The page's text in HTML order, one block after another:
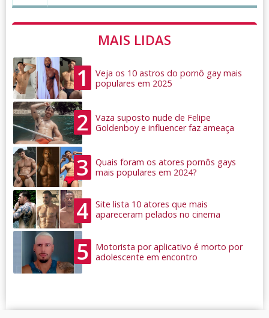
MAIS LIDAS
1
Veja os 10 astros do pornô gay mais
populares em 2025
2
Vaza suposto nude de Felipe
Goldenboy e influencer faz ameaça
3
Quais foram os atores pornôs gays
mais populares em 2024?
4
Site lista 10 atores que mais
apareceram pelados no cinema
5
Motorista por aplicativo é morto por
adolescente em encontro